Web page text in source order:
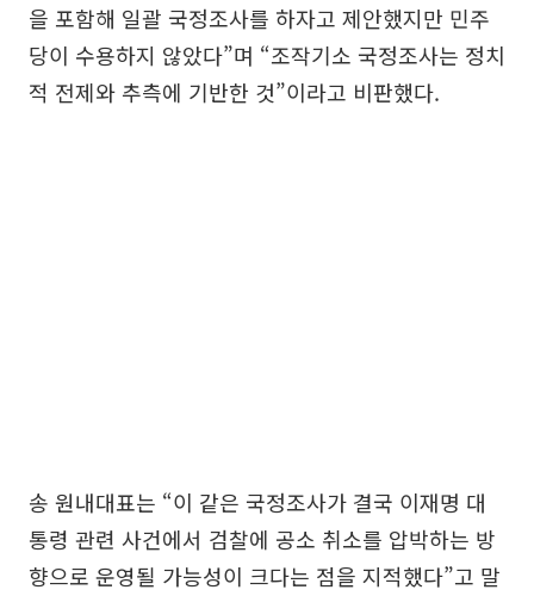
을 포함해 일괄 국정조사를 하자고 제안했지만 민주
당이 수용하지 않았다”며 “조작기소 국정조사는 정치
적 전제와 추측에 기반한 것”이라고 비판했다.
송 원내대표는 “이 같은 국정조사가 결국 이재명 대
통령 관련 사건에서 검찰에 공소 취소를 압박하는 방
향으로 운영될 가능성이 크다는 점을 지적했다”고 말